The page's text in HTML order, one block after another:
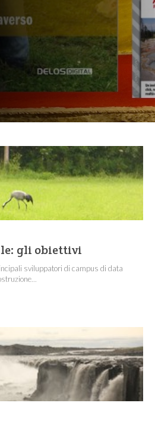
gli obiettivi
sviluppatori di campus di data